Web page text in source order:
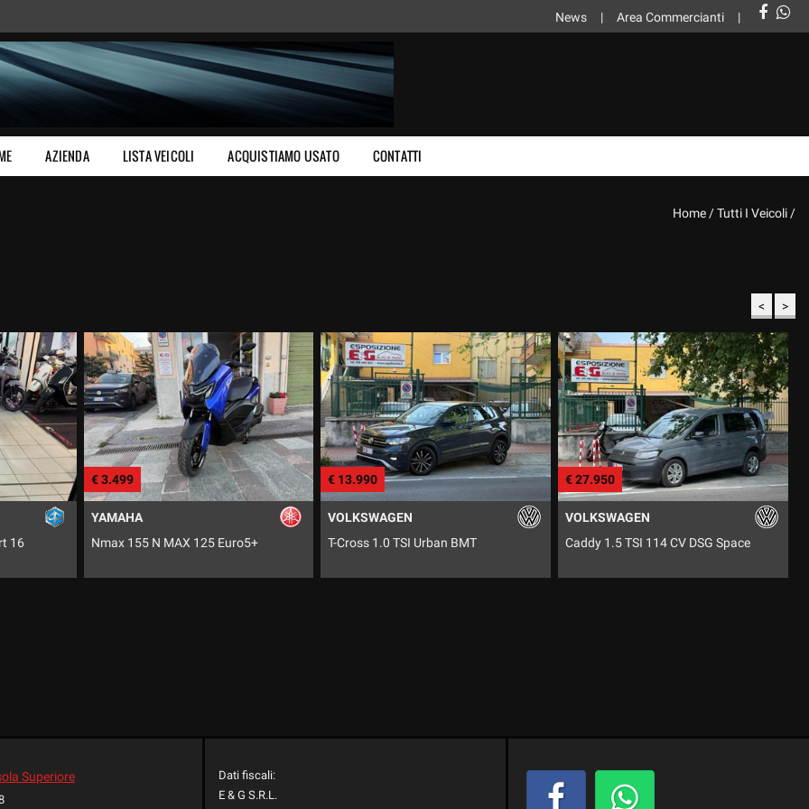
News Area Commercianti
AZIENDA LISTA VEICOLI ACQUISTIAMO USATO CONTATTI
Home /Tutti I Veicoli /
< >
N MAX 125 Euro5+
€ 13.990
T-Cross 1.0 TSI Urban BMT
€ 27.950
Caddy 1.5 TSI 114 CV DSG Space
€ 7.990
Valico 800 RALLY DSX
Superiore
Dati fiscali:
E & G S.R.L.